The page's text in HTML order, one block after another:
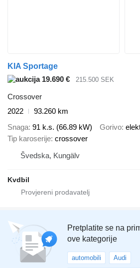
KIA Sportage
19.690 €
215.500 SEK
Crossover
2022
93.260 km
Snaga 91 k.s. (66.89 kW) Gorivo
Tip karoserije crossover
Švedska, Kungälv
Kvdbil
Pretplatite se na
ove kategorije
automobili Audi